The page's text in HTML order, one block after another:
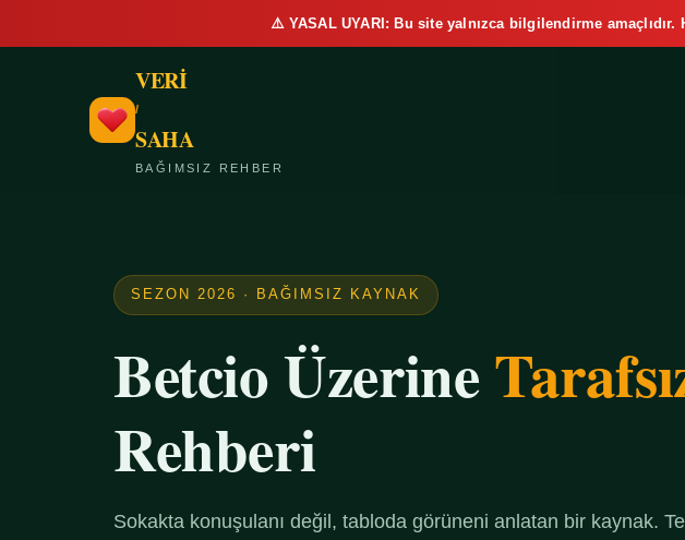
⚠️ YASAL UYARI: Bu site yalnızca bilgilendirme
VERİ
/
SAHA
BAĞIMSIZ REHBER
SEZON 2026 · BAĞIMSIZ KAYNAK
Betcio Üzerine
Rehberi
Sokakta konuşulanı değil, tabloda görüneni anlatan bir kaynak.